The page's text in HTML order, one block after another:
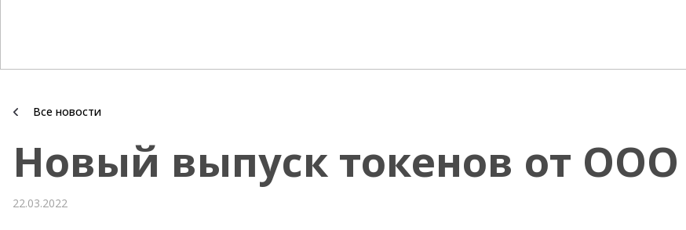
Все новости
Новый выпуск токенов от
22.03.2022